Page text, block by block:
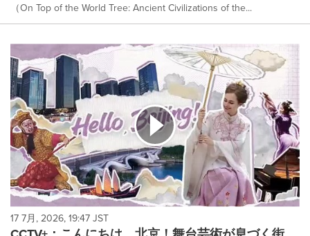
（On Top of the World Tree: Ancient Civilizations of the...
17 7月, 2026, 19:47 JST